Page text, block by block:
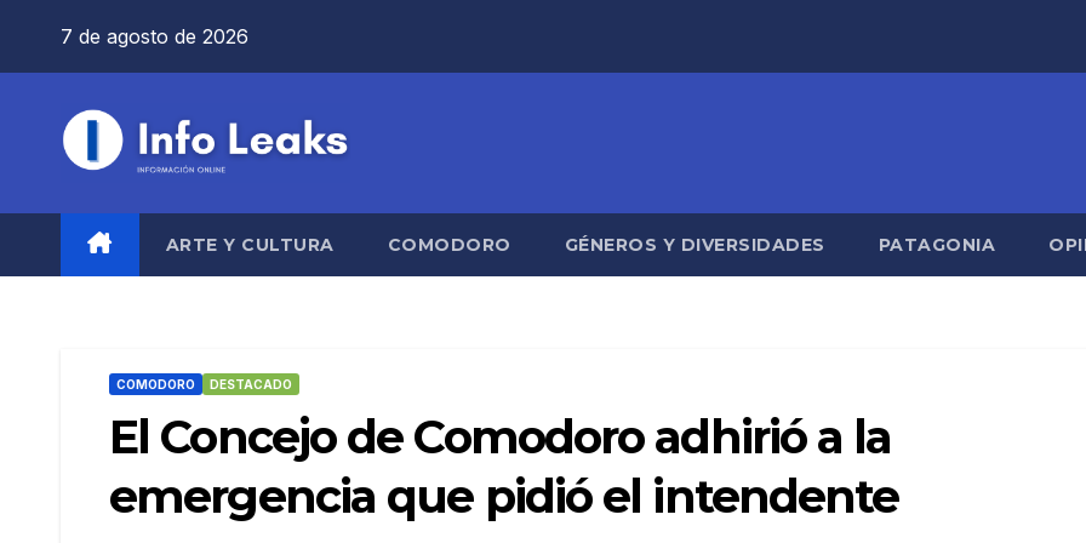
7 de agosto de 2026
ARTE Y CULTURA COMODORO GÉNEROS Y DIVERSIDADES PATAGONIA
COMODORO DESTACADO
El Concejo de Comodoro adhirió a la
emergencia que pidió el intendente